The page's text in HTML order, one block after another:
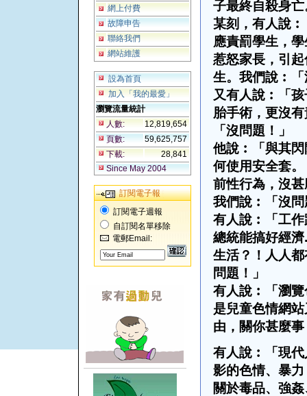
網上付費
故障申告
聯絡我們
網站維護
設為首頁
加入「我的最愛」
瀏覽流量統計
人數:
12,819,654
頁數:
59,625,757
下載:
28,841
Since May 2004
訂閱電子報
訂閱電子週報
自訂閱名單移除
電郵Email:
子最終自殺身亡
某刻，有人說
應責罰學生，
惹怒家長，引
生。我們說︰
又有人說︰「
胎手術，更沒
「沒問題！」
他說︰「與其
何使用安全套。
前性行為，沒
我們說︰「沒
有人說︰「工
總統能搞好經濟
生活？！人人
問題！」
有人說︰「瀏
是兒童色情網
由，關你甚麼
有人說︰「現
影的色情、暴
關於毒品、強